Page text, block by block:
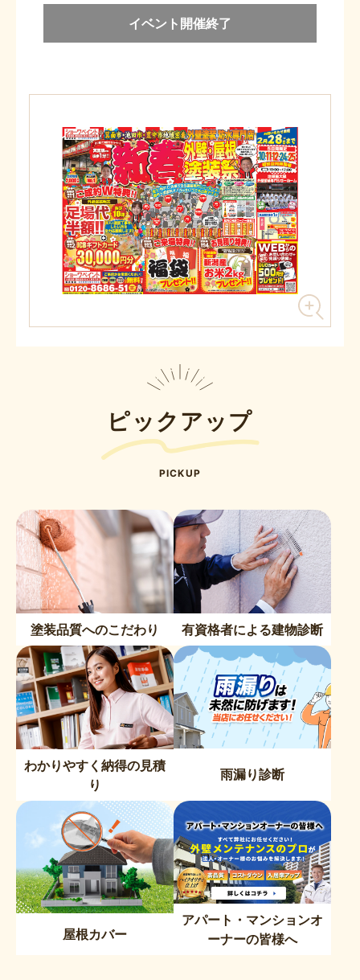
イベント開催終了
ピックアップ
PICKUP
塗装品質へのこだわり 有資格者による建物診断
わかりやすく納得の見積
り
雨漏り診断
屋根カバー
アパート・マンションオ
ーナーの皆様へ